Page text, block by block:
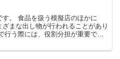
。 食品を扱う模擬店のほかに
まな出し物が行われることがあり
行う際には、役割分担が重要で